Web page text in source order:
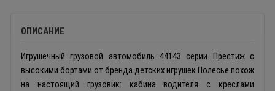
ОПИСАНИЕ
Игрушечный грузовой автомобиль 44143 серии Престиж с
высокими бортами от бренда детских игрушек Полесье похож
на настоящий грузовик: кабина водителя с креслами